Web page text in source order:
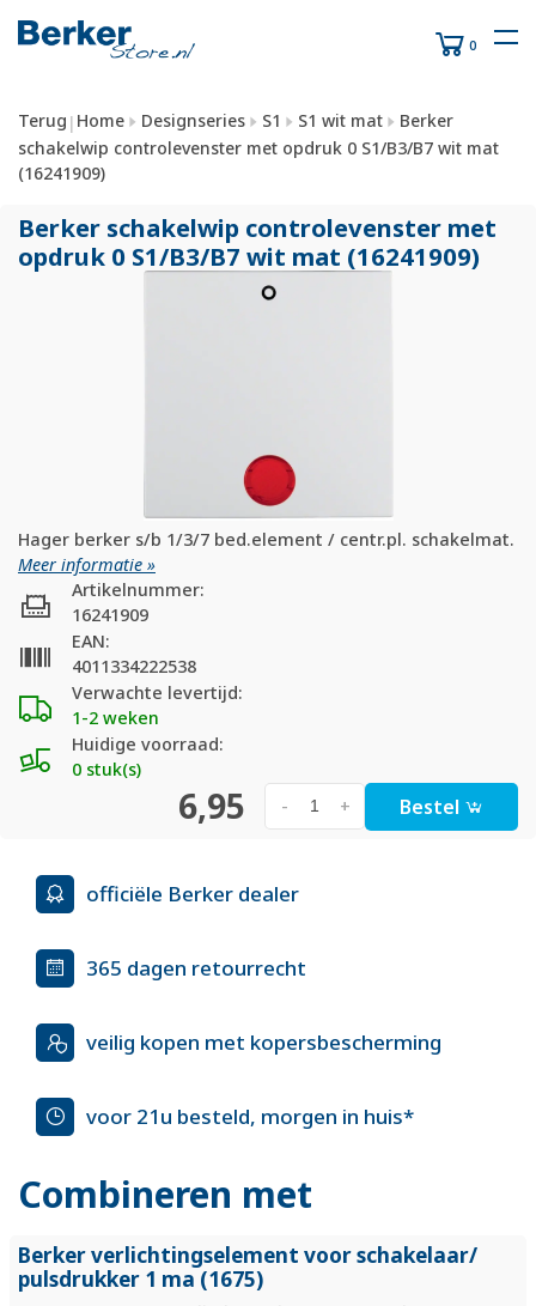
0
Terug | Home Designseries S1 S1 wit mat
Berker
schakelwip controlevenster met opdruk 0 S1/B3/B7 wit mat
(16241909)
Berker schakelwip controlevenster met
opdruk 0 S1/B3/B7 wit mat (16241909)
Hager berker s/b 1/3/7 bed.element / centr.pl. schakelmat.
Meer informatie »
Verwachte levertijd:
1-2 weken
Huidige voorraad:
0 stuk(s)
Artikelnummer:
16241909
EAN:
4011334222538
6,95 +
- Bestel
officiële Berker dealer
365 dagen retourrecht
veilig kopen met kopersbescherming
voor 21u besteld, morgen in huis*
Combineren met
Berker verlichtingselement voor schakelaar/
pulsdrukker 1 ma (1675)